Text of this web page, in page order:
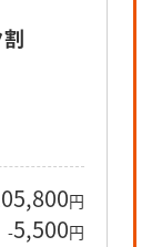
円
-5,500円